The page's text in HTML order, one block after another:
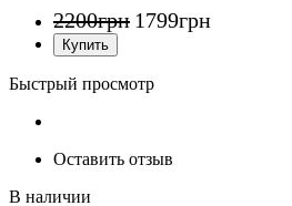
2200грн 1799грн
Быстрый просмотр
Оставить отзыв